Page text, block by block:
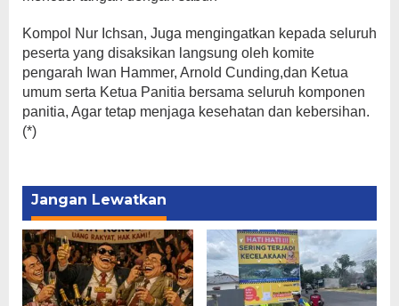
Kompol Nur Ichsan, Juga mengingatkan kepada seluruh
peserta yang disaksikan langsung oleh komite
pengarah Iwan Hammer, Arnold Cunding,dan Ketua
umum serta Ketua Panitia bersama seluruh komponen
panitia, Agar tetap menjaga kesehatan dan kebersihan.
(*)
Jangan Lewatkan